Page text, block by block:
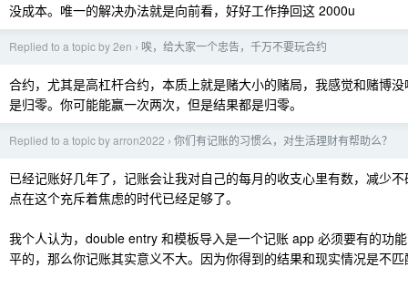
没成本。唯一的解决办法就是向前看，好好工作挣回这 2000u
Replied to a topic by 2en › 唉，给大家一个忠告，千万不要玩合约
合约，尤其是高杠杆合约，本质上就是赌大小的赌局，我感觉和赌博
是归零。你可能能赢一次两次，但是结果都是归零。
Replied to a topic by arron2022 › 你们有记账的习惯么，对生活理财有帮助么？
已经记账好几年了，记账会让我对自己的每月的收支心里有数，减少
点在这个充斥着焦虑的时代已经足够了。
我个人认为，double entry 和模板导入是一个记账 app 必须要有的功
平的，那么你记账其实意义不大。因为你得到的结果和现实情况是不